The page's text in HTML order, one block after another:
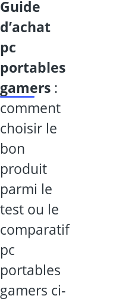
guide
d’achat
pc
portables
gamers :
comment
choisir le
bon
produit
parmi le
test ou le
comparatif
pc
portables
gamers ci-